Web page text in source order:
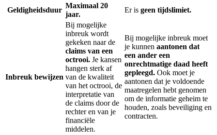
Geldigheidsduur
Maximaal 20
jaar.
Er is geen tijdslimiet.
Inbreuk bewijzen
Bij mogelijke
inbreuk wordt
gekeken naar de
claims van een
octrooi. Je kansen
hangen sterk af
van de kwaliteit
van het octrooi, de
interpretatie van
de claims door de
rechter en van je
financiële
middelen.
Bij mogelijke inbreuk moet
je kunnen aantonen dat
een ander een
onrechtmatige daad heeft
gepleegd. Ook moet je
aantonen dat je voldoende
maatregelen hebt genomen
om de informatie geheim te
houden, zoals beveiliging en
contracten.